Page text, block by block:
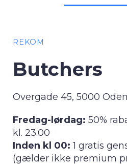
REKOM
Butchers
Overgade 45, 5000
Fredag-lørdag: 50%
kl. 23.00
Inden kl 00:1 gratis
(gælder ikke premium